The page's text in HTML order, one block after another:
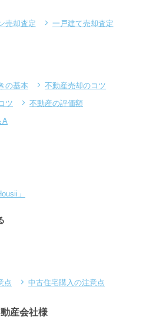
売却査定
一戸建て売却査定
の基本
不動産売却のコツ
ツ
不動産の評価額
A
」
点 中古住宅購入の注意点
産会社様